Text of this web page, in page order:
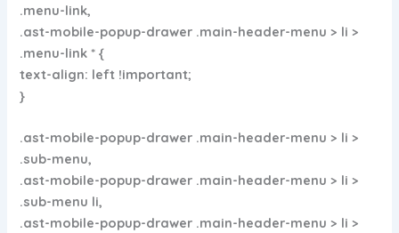
.menu-link,
.ast-mobile-popup-drawer .main-header-menu > li >
.menu-link * {
text-align: left !important;
}
.ast-mobile-popup-drawer .main-header-menu > li >
.sub-menu,
.ast-mobile-popup-drawer .main-header-menu > li >
.sub-menu li,
.ast-mobile-popup-drawer .main-header-menu > li >